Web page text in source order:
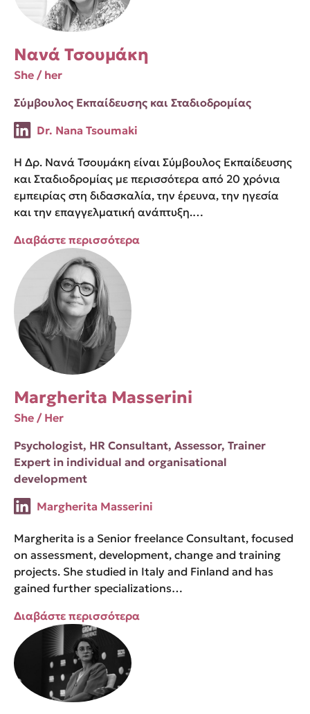
Νανά Τσουμάκη
She / her
Σύμβουλος Εκπαίδευσης και Σταδιοδρομίας
Dr. Nana Tsoumaki
Η Δρ. Νανά Τσουμάκη είναι Σύμβουλος Εκπαίδευσης
και Σταδιοδρομίας με περισσότερα από 20 χρόνια
εμπειρίας στη διδασκαλία, την έρευνα, την ηγεσία
και την επαγγελματική ανάπτυξη.…
Διαβάστε περισσότερα
Margherita Masserini
She / Her
Psychologist, HR Consultant, Assessor, Trainer
Expert in individual and organisational
development
Margherita Masserini
Margherita is a Senior freelance Consultant, focused
on assessment, development, change and training
projects. She studied in Italy and Finland and has
gained further specializations…
Διαβάστε περισσότερα